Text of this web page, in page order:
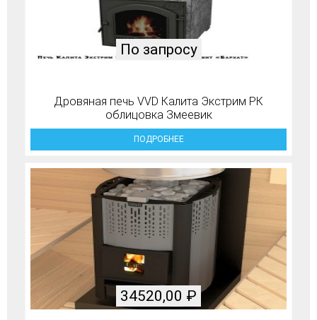
Дровяная печь VVD Калита Экстрим РК
облицовка Змеевик
По запросу
ПОДРОБНЕЕ
34520,00 ₽